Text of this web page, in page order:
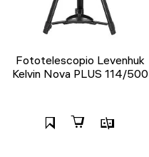
Fototelescopio Levenhuk
Kelvin Nova PLUS 114/500